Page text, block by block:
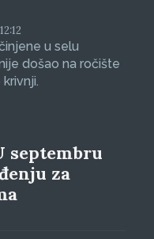
u selu
došao na ročište
septembru
za